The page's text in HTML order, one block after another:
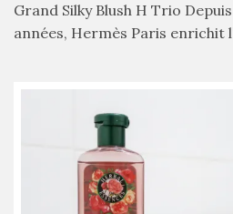
Ma
sélection
23/05/2026
Grand Silky Blush H Trio
années, Hermès Paris enrichit